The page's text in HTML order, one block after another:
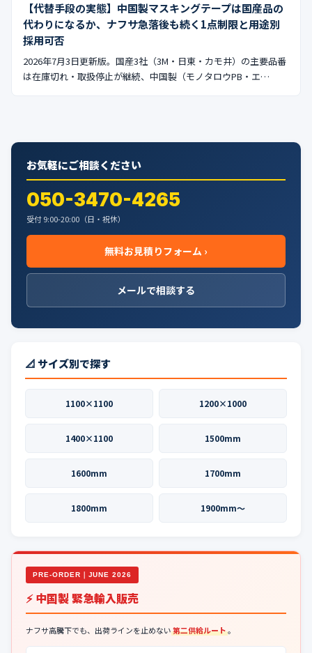
会社案内
🇺🇸🇰🇷🇹🇼🇻🇳
【代替手段の実態】中国製マスキングテープは国産品の
代わりになるか、ナフサ急落後も続く1点制限と用途別
採用可否
2026年7月3日更新版。国産3社（3M・日東・カモ井）の主要品番
は在庫切れ・取扱停止が継続、中国製（モノタロウPB・エ…
お気軽にご相談ください
050-3470-4265
受付 9:00-20:00（日・祝休）
無料お見積りフォーム ›
メールで相談する
📐 サイズ別で探す
1100×1100 1200×1000
1400×1100 1500mm
1600mm 1700mm
1800mm 1900mm〜
PRE-ORDER｜JUNE 2026
⚡ 中国製 緊急輸入販売
ナフサ高騰下でも、出荷ラインを止めない第二供給ルート。